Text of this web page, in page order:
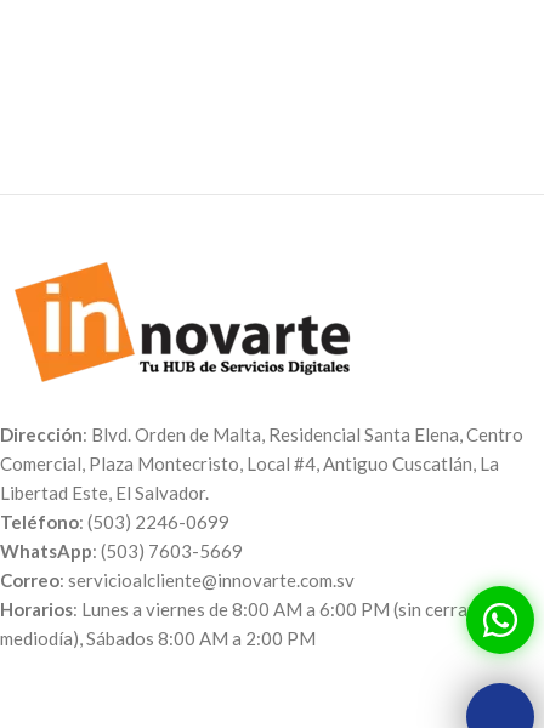
Dirección: Blvd. Orden de Malta, Residencial Santa Elena, Centro
Comercial, Plaza Montecristo, Local #4, Antiguo Cuscatlán, La
Libertad Este, El Salvador.
Teléfono: (503) 2246-0699
WhatsApp: (503) 7603-5669
Correo: servicioalcliente@innovarte.com.sv
Horarios: Lunes a viernes de 8:00 AM a 6:00 PM (sin cerrar al
mediodía), Sábados 8:00 AM a 2:00 PM